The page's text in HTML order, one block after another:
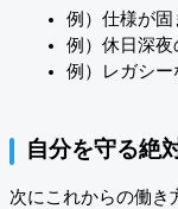
例）仕様が固
例）休日深
例）レガシー
自分を守る絶
次にこれからの働き